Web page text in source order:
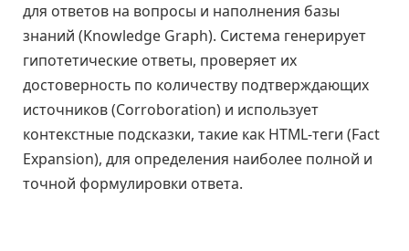
для ответов на вопросы и наполнения базы
знаний (Knowledge Graph). Система генерирует
гипотетические ответы, проверяет их
достоверность по количеству подтверждающих
источников (Corroboration) и использует
контекстные подсказки, такие как HTML-теги (Fact
Expansion), для определения наиболее полной и
точной формулировки ответа.